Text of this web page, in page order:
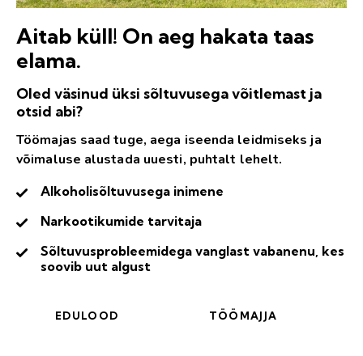
Aitab küll! On aeg hakata taas
elama.
Oled väsinud üksi sõltuvusega võitlemast ja
otsid abi?
Töömajas saad tuge, aega iseenda leidmiseks ja
võimaluse alustada uuesti, puhtalt lehelt.
Alkoholisõltuvusega inimene
Narkootikumide tarvitaja
Sõltuvusprobleemidega vanglast vabanenu, kes
soovib uut algust
EDULOOD TÖÖMAJJA